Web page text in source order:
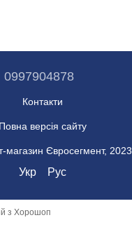
0997904878
Контакти
Повна версія сайту
магазин Євросегмент, 2023
Укр Рус
з Хорошоп